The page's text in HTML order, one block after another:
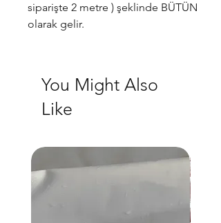
siparişte 2 metre ) şeklinde BÜTÜN
olarak gelir.
You Might Also
Like